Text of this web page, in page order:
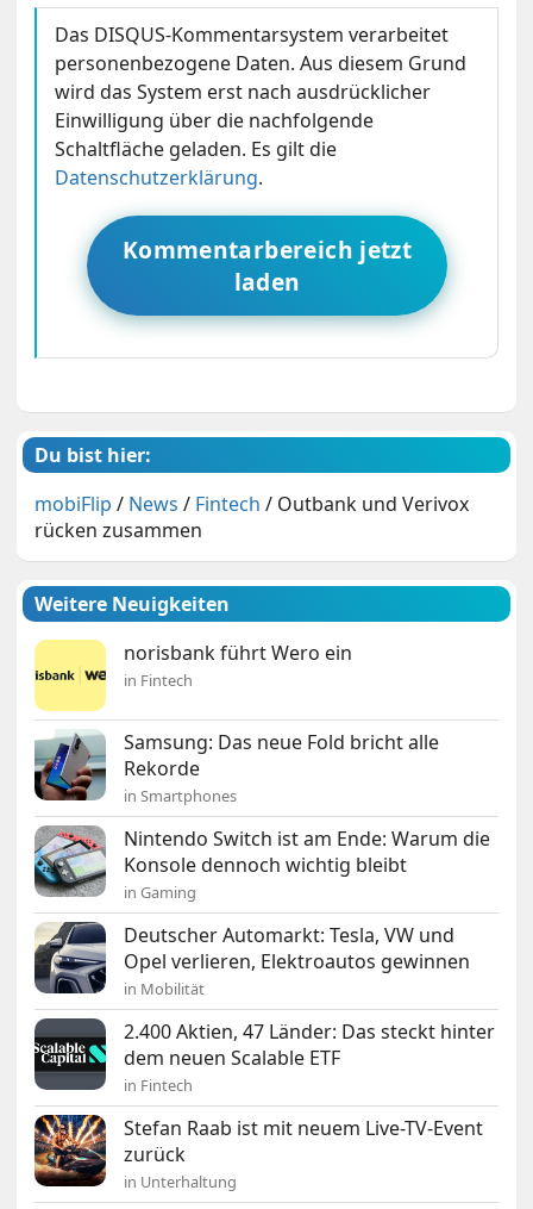
Das DISQUS-Kommentarsystem verarbeitet
personenbezogene Daten. Aus diesem Grund
wird das System erst nach ausdrücklicher
Einwilligung über die nachfolgende
Schaltfläche geladen. Es gilt die
Datenschutzerklärung.
Kommentarbereich jetzt
laden
Du bist hier:
mobiFlip / News / Fintech / Outbank und Verivox
rücken zusammen
Weitere Neuigkeiten
norisbank führt Wero ein
in Fintech
Samsung: Das neue Fold bricht alle
Rekorde
in Smartphones
Nintendo Switch ist am Ende: Warum die
Konsole dennoch wichtig bleibt
in Gaming
Deutscher Automarkt: Tesla, VW und
Opel verlieren, Elektroautos gewinnen
in Mobilität
2.400 Aktien, 47 Länder: Das steckt hinter
dem neuen Scalable ETF
in Fintech
Stefan Raab ist mit neuem Live-TV-Event
zurück
in Unterhaltung